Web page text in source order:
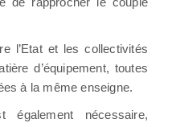
l’Etat et les collectivités
d’équipement, toutes
à la même enseigne.
également nécessaire,